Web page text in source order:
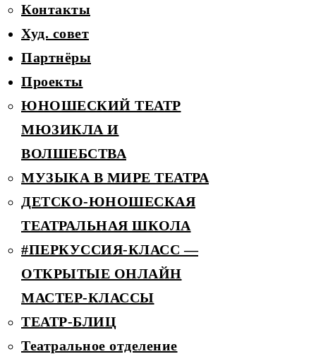
Контакты
Худ. совет
Партнёры
Проекты
ЮНОШЕСКИЙ ТЕАТР
МЮЗИКЛА И
ВОЛШЕБСТВА
МУЗЫКА В МИРЕ ТЕАТРА
ДЕТCКО-ЮНОШЕСКАЯ
ТЕАТРАЛЬНАЯ ШКОЛА
#ПЕРКУССИЯ-КЛАСС —
ОТКРЫТЫЕ ОНЛАЙН
МАСТЕР-КЛАССЫ
ТЕАТР-БЛИЦ
Театральное отделение